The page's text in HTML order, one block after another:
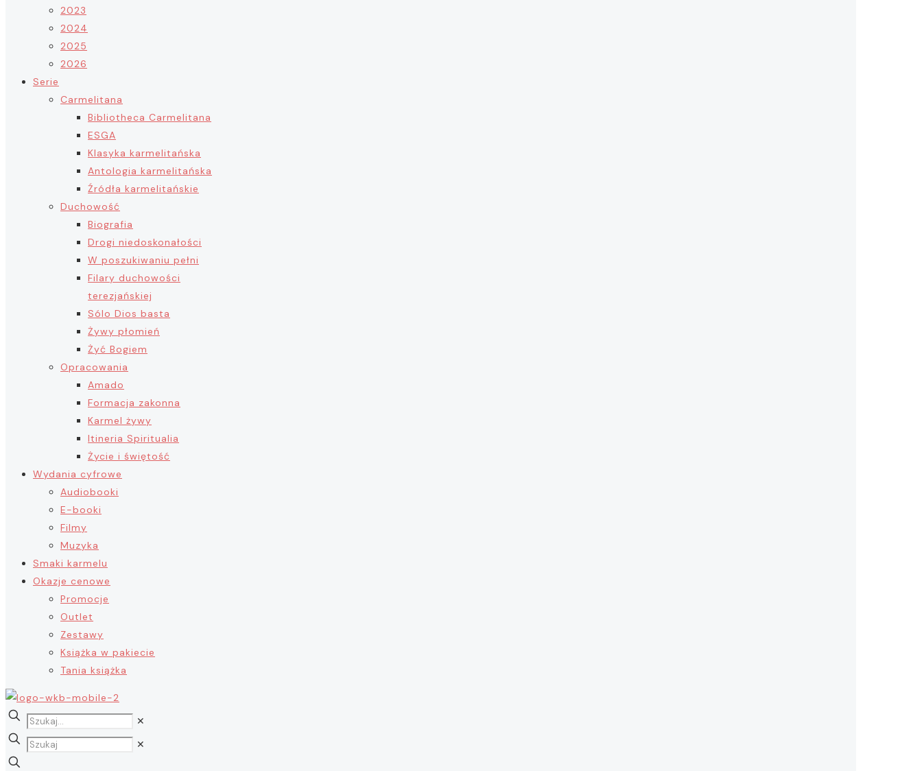
2023
2024
2025
2026
Serie
Carmelitana
Bibliotheca Carmelitana
ESGA
Klasyka karmelitańska
Antologia karmelitańska
Źródła karmelitańskie
Duchowość
Biografia
Drogi niedoskonałości
W poszukiwaniu pełni
Filary duchowości
terezjańskiej
Sólo Dios basta
Żywy płomień
Żyć Bogiem
Opracowania
Amado
Formacja zakonna
Karmel żywy
Itineria Spiritualia
Życie i świętość
Wydania cyfrowe
Audiobooki
E-booki
Filmy
Muzyka
Smaki karmelu
Okazje cenowe
Promocje
Outlet
Zestawy
Książka w pakiecie
Tania książka
✕
✕